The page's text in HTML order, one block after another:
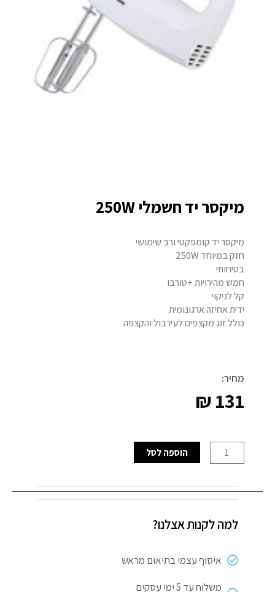
מיקסר יד חשמלי 250W
מיקסר יד קומפקטי ורב שימושי
חזק במיוחד 250W
בטיחותי
חמש מהירויות +טורבו
קל לניקוי
ידית אחיזה ארגונומית
כולל זוג מקצפים לעירבול והקצפה
מחיר:
₪131
של
יד
250W
הוספה לסל
למה לקנות אצלנו?
איסוף עצמי בתיאום מראש
משלוח עד 5 ימי עסקים